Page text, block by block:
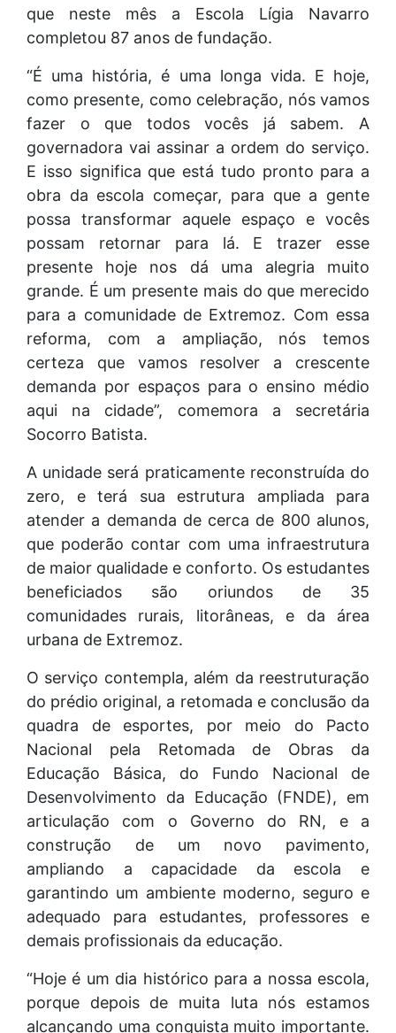
que neste mês a Escola Lígia Navarro
completou 87 anos de fundação.
“É uma história, é uma longa vida. E hoje,
como presente, como celebração, nós vamos
fazer o que todos vocês já sabem. A
governadora vai assinar a ordem do serviço.
E isso significa que está tudo pronto para a
obra da escola começar, para que a gente
possa transformar aquele espaço e vocês
possam retornar para lá. E trazer esse
presente hoje nos dá uma alegria muito
grande. É um presente mais do que merecido
para a comunidade de Extremoz. Com essa
reforma, com a ampliação, nós temos
certeza que vamos resolver a crescente
demanda por espaços para o ensino médio
aqui na cidade”, comemora a secretária
Socorro Batista.
A unidade será praticamente reconstruída do
zero, e terá sua estrutura ampliada para
atender a demanda de cerca de 800 alunos,
que poderão contar com uma infraestrutura
de maior qualidade e conforto. Os estudantes
beneficiados são oriundos de 35
comunidades rurais, litorâneas, e da área
urbana de Extremoz.
O serviço contempla, além da reestruturação
do prédio original, a retomada e conclusão da
quadra de esportes, por meio do Pacto
Nacional pela Retomada de Obras da
Educação Básica, do Fundo Nacional de
Desenvolvimento da Educação (FNDE), em
articulação com o Governo do RN, e a
construção de um novo pavimento,
ampliando a capacidade da escola e
garantindo um ambiente moderno, seguro e
adequado para estudantes, professores e
demais profissionais da educação.
“Hoje é um dia histórico para a nossa escola,
porque depois de muita luta nós estamos
alcançando uma conquista muito importante.